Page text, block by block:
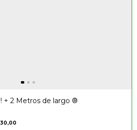
+ 2 Metros de largo ®️